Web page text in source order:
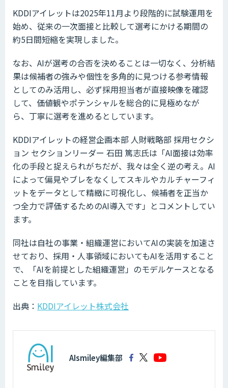
KDDIアイレットは2025年11月より段階的に試験運用を
始め、従来の一次面接と比較して選考にかける期間の
約5日間短縮を実現しました。
なお、AIが選考の合否を決めることは一切なく、分析結
果は候補者の強みや個性を多角的に見つける参考情報
としてのみ活用し、必ず採用担当者が直接映像を確認
して、価値観やポテンシャルを総合的に見極めなが
ら、丁寧に選考を進めるとしています。
KDDIアイレットの経営企画本部 人財戦略部 採用セクシ
ョン セクションリーダー 石田 篤志氏は「AI面接は効率
化の手段と捉えられがちだが、我々は全く逆の考え。AI
によって偏見やブレをなくしてスキルやカルチャーフィ
ットをデータとして精緻に可視化し、候補者を正当か
つ全力で評価するためのAI導入です」とコメントしてい
ます。
同社は自社の事業・組織運営においてAIの実装を加速さ
せており、採用・人事領域においてもAIを活用すること
で、「AIを前提とした組織運営」のモデルケースとなる
ことを目指しています。
出典： KDDIアイレット株式会社
AIsmiley編集部